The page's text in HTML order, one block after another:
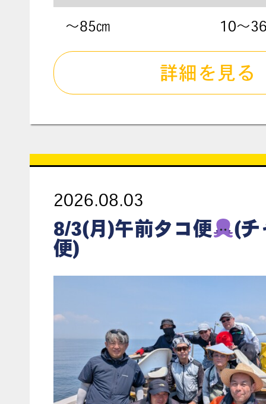
〜85㎝ 10～
詳細を見る
2026.08.03
8/3(月)午前タコ便
(チ
便)